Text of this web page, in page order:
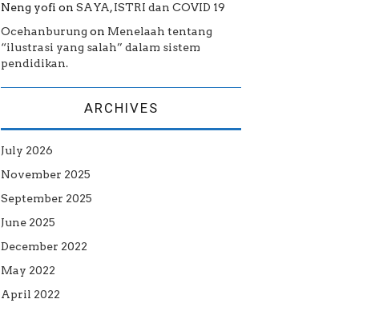
Neng yofi on SAYA, ISTRI dan COVID 19
Ocehanburung on Menelaah tentang
“ilustrasi yang salah” dalam sistem
pendidikan.
ARCHIVES
July 2026
November 2025
September 2025
June 2025
December 2022
May 2022
April 2022